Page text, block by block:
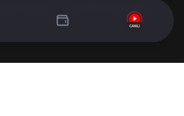
Saklıdır. - Tasarım & Geliştirme :